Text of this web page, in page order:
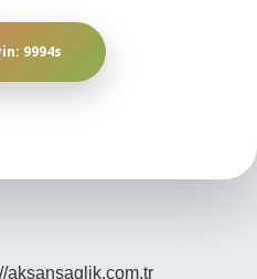
aksansaglik.com.tr